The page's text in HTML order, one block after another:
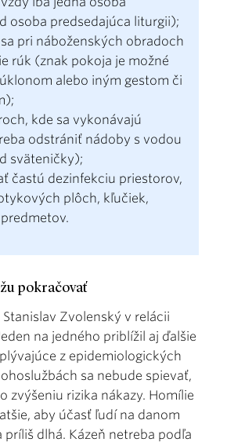
osoba predsedajúca liturgii);
pri náboženských obradoch
rúk (znak pokoja je možné
alebo iným gestom či
kde sa vykonávajú
odstrániť nádoby s vodou
sväteničky);
častú dezinfekciu priestorov,
plôch, kľučiek,
pokračovať
Stanislav Zvolenský v relácii
na jedného priblížil aj ďalšie
z epidemiologických
sa nebude spievať,
zvýšeniu rizika nákazy. Homílie
aby účasť ľudí na danom
príliš dlhá. Kázeň netreba podľa